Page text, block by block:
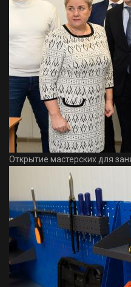
Открытие мастерских для